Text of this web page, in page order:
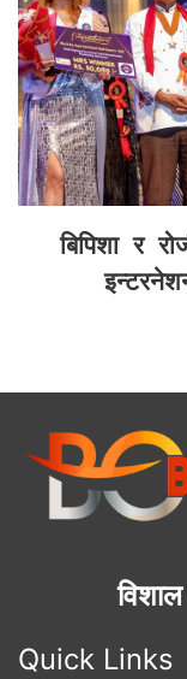
बिपिशा र
विशाल
Quick Links